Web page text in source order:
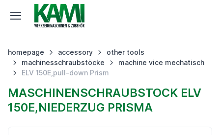
homepage accessory
other tools
machinesschraubstöcke
machine vice mechatisch
ELV 150E,pull-down Prism
MASCHINENSCHRAUBSTOCK ELV
150E,NIEDERZUG PRISMA